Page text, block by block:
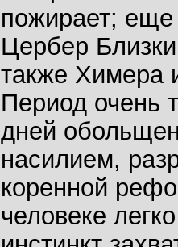
пожирает;
Цербер
также Химера
Период очень
дней
насилием,
коренной
человеке